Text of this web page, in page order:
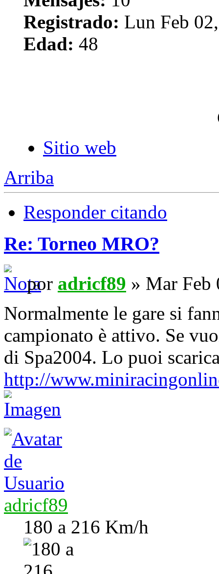
Registrado: Lun Feb
Edad: 48
Sitio web
Arriba
Responder citando
Re: Torneo MRO?
por adricf89 » Mar Feb
Normalmente le gare si
campionato è attivo. Se
di Spa2004. Lo puoi
http://
adricf89
180 a 216 Km/h